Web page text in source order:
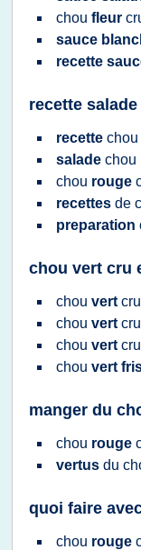
chou fleur
sauce
recette
recette
recette chou
salade chou
chou rouge
recettes de
preparation
chou vert cru
chou vert cru
chou vert cru
chou vert cru
chou vert
manger du
chou rouge
vertus du
quoi faire
chou rouge